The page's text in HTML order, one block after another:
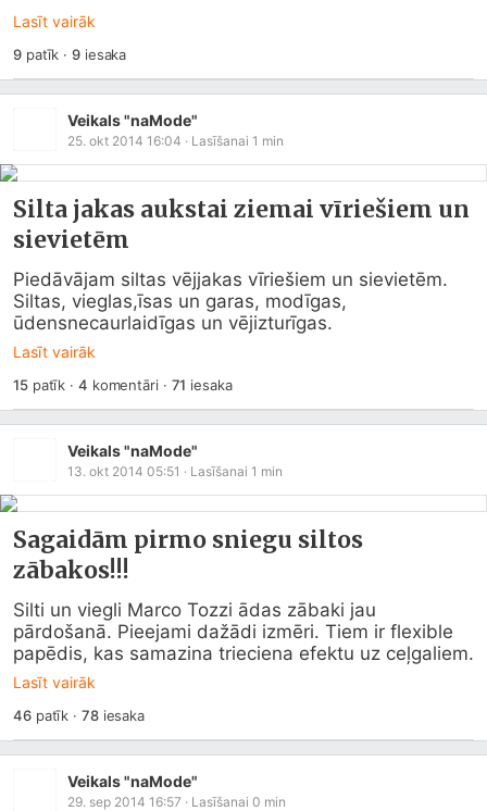
Lasīt vairāk
9patīk ·9iesaka
Veikals "naMode"
25. okt 2014 16:04 · Lasīšanai 1 min
Silta jakas aukstai ziemai vīriešiem un
sievietēm
Piedāvājam siltas vējjakas vīriešiem un sievietēm.
Siltas, vieglas,īsas un garas, modīgas,
ūdensnecaurlaidīgas un vējizturīgas.
Lasīt vairāk
15patīk · 4 komentāri · 71 iesaka
Veikals "naMode"
13. okt 2014 05:51 · Lasīšanai 1 min
Sagaidām pirmo sniegu siltos
zābakos!!!
Silti un viegli Marco Tozzi ādas zābaki jau
pārdošanā. Pieejami dažādi izmēri. Tiem ir flexible
papēdis, kas samazina trieciena efektu uz ceļgaliem.
Lasīt vairāk
46patīk · 78iesaka
Veikals "naMode"
29. sep 2014 16:57 · Lasīšanai 0 min